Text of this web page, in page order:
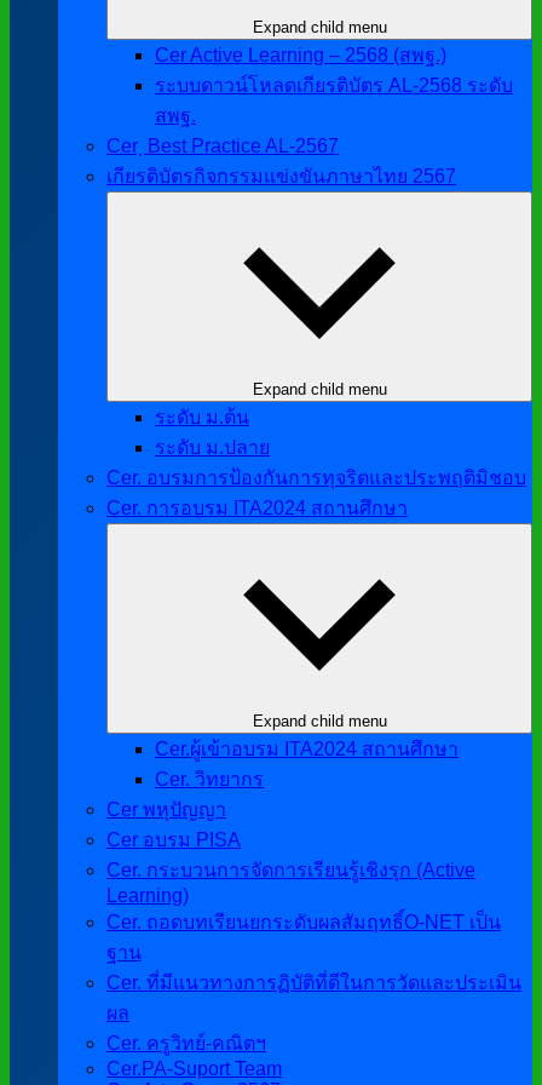
Expand child menu
Cer Active Learning – 2568 (สพฐ.)
ระบบดาวน์โหลดเกียรติบัตร AL-2568 ระดับ
สพฐ.
Cer ฺ Best Practice AL-2567
เกียรติบัตรกิจกรรมแข่งขันภาษาไทย 2567
Expand child menu
ระดับ ม.ต้น
ระดับ ม.ปลาย
Cer. อบรมการป้องกันการทุจริตและประพฤติมิชอบ
Cer. การอบรม ITA2024 สถานศึกษา
Expand child menu
Cer.ผู้เข้าอบรม ITA2024 สถานศึกษา
Cer. วิทยากร
Cer พหุปัญญา
Cer อบรม PISA
Cer. กระบวนการจัดการเรียนรู้เชิงรุก (Active
Learning)
Cer. ถอดบทเรียนยกระดับผลสัมฤทธิ์O-NET เป็น
ฐาน
Cer. ที่มีแนวทางการฏิบัติที่ดีในการวัดและประเมิน
ผล
Cer. ครูวิทย์-คณิตฯ
Cer.PA-Suport Team